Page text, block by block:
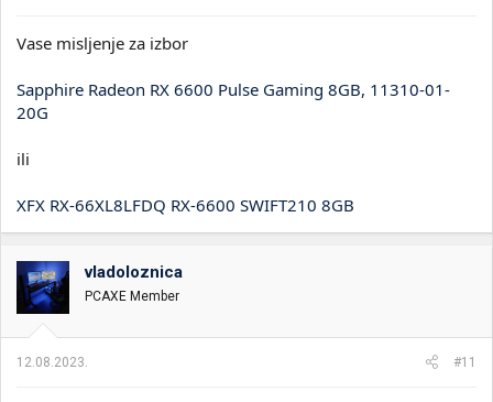
Vase misljenje za izbor
Sapphire Radeon RX 6600 Pulse Gaming 8GB, 11310-01-
20G
ili
XFX RX-66XL8LFDQ RX-6600 SWIFT210 8GB
vladoloznica
PCAXE Member
12.08.2023. #11